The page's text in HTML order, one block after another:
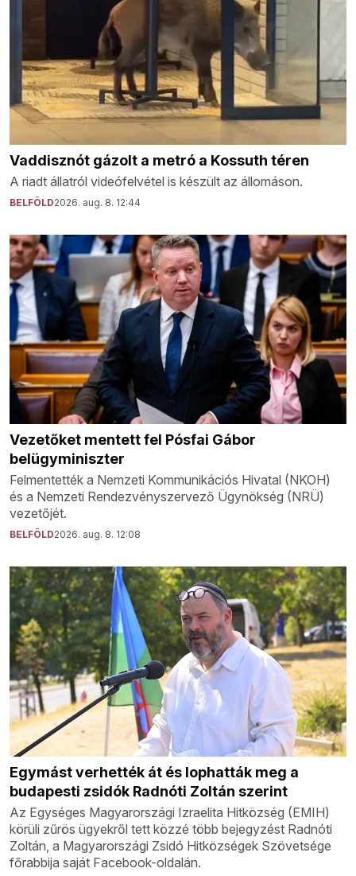
Vaddisznót gázolt a metró a Kossuth téren
A riadt állatról videófelvétel is készült az állomáson.
BELFÖLD2026. aug. 8. 12:44
Vezetőket mentett fel Pósfai Gábor
belügyminiszter
Felmentették a Nemzeti Kommunikációs Hivatal (NKOH)
és a Nemzeti Rendezvényszervező Ügynökség (NRÜ)
vezetőjét.
BELFÖLD2026. aug. 8. 12:08
Egymást verhették át és lophatták meg a
budapesti zsidók Radnóti Zoltán szerint
Az Egységes Magyarországi Izraelita Hitközség (EMIH)
körüli zűrös ügyekről tett közzé több bejegyzést Radnóti
Zoltán, a Magyarországi Zsidó Hitközségek Szövetsége
főrabbija saját Facebook-oldalán.